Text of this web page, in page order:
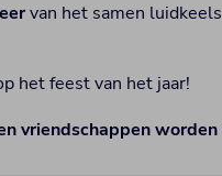
van het samen
het feest van het jaar!
vriendschappen